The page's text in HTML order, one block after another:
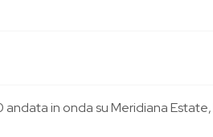
in onda su Meridiana